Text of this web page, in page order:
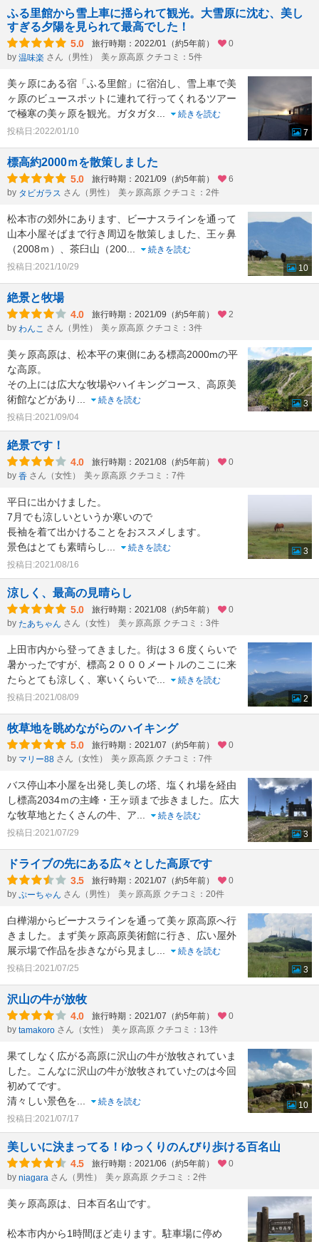
ふる里館から雪上車に揺られて観光。大雪原に沈む、美し
すぎる夕陽を見られて最高でした！
5.0 旅行時期：2022/01（約5年前）
0
by 温味楽 さん（男性） 美ヶ原高原 クチコミ：5件
美ヶ原にある宿「ふる里館」に宿泊し、雪上車で美
ヶ原のビュースポットに連れて行ってくれるツアー
で極寒の美ヶ原を観光。ガタガタ
続きを読む
投稿日:2022/01/10
7
標高約2000ｍを散策しました
5.0 旅行時期：2021/09（約5年前）
6
by タビガラス さん（男性） 美ヶ原高原 クチコミ：2件
松本市の郊外にあります、ビーナスラインを通って
山本小屋そばまで行き周辺を散策しました、王ヶ鼻
（2008ｍ）、茶臼山（200
続きを読む
投稿日:2021/10/29
10
絶景と牧場
4.0 旅行時期：2021/09（約5年前）
2
by わんこ さん（男性） 美ヶ原高原 クチコミ：3件
美ヶ原高原は、松本平の東側にある標高2000mの平
な高原。
その上には広大な牧場やハイキングコース、高原美
術館などがあり
続きを読む
投稿日:2021/09/04
3
絶景です！
4.0 旅行時期：2021/08（約5年前）
0
by 香 さん（女性） 美ヶ原高原 クチコミ：7件
平日に出かけました。
7月でも涼しいというか寒いので
長袖を着て出かけることをおススメします。
景色はとても素晴らし
続きを読む
投稿日:2021/08/16
3
涼しく、最高の見晴らし
5.0 旅行時期：2021/08（約5年前）
0
by たあちゃん さん（女性） 美ヶ原高原 クチコミ：3件
上田市内から登ってきました。街は３６度くらいで
暑かったですが、標高２０００メートルのここに来
たらとても涼しく、寒いくらいで
続きを読む
投稿日:2021/08/09
2
牧草地を眺めながらのハイキング
5.0 旅行時期：2021/07（約5年前）
0
by マリー88 さん（女性） 美ヶ原高原 クチコミ：7件
バス停山本小屋を出発し美しの塔、塩くれ場を経由
し標高2034ｍの主峰・王ヶ頭まで歩きました。広大
な牧草地とたくさんの牛、ア
続きを読む
投稿日:2021/07/29
3
ドライブの先にある広々とした高原です
3.5 旅行時期：2021/07（約5年前）
0
by ぷーちゃん さん（男性） 美ヶ原高原 クチコミ：20件
白樺湖からビーナスラインを通って美ヶ原高原へ行
きました。まず美ヶ原高原美術館に行き、広い屋外
展示場で作品を歩きながら見まし
続きを読む
投稿日:2021/07/25
3
沢山の牛が放牧
4.0 旅行時期：2021/07（約5年前）
0
by tamakoro さん（女性） 美ヶ原高原 クチコミ：13件
果てしなく広がる高原に沢山の牛が放牧されていま
した。こんなに沢山の牛が放牧されていたのは今回
初めてです。
清々しい景色を
続きを読む
投稿日:2021/07/17
10
美しいに決まってる！ゆっくりのんびり歩ける百名山
4.5 旅行時期：2021/06（約5年前）
0
by niagara さん（男性） 美ヶ原高原 クチコミ：2件
美ヶ原高原は、日本百名山です。
松本市内から1時間ほど走ります。駐車場に停め